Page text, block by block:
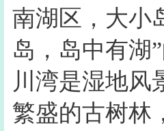
南湖区，大小
岛，岛中有湖
川湾是湿地风
繁盛的古树林